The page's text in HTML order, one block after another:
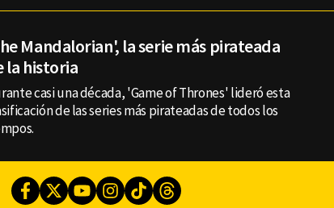
Mandalorian', la serie más pirateada
la historia
casi una década, 'Game of Thrones' lideró esta
de las series más pirateadas de todos los
Facebook
TwitterYoutubeInstagram
TikTokThreads